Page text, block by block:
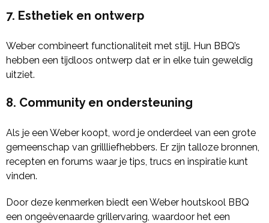
7. Esthetiek en ontwerp
Weber combineert functionaliteit met stijl. Hun BBQ’s
hebben een tijdloos ontwerp dat er in elke tuin geweldig
uitziet.
8. Community en ondersteuning
Als je een Weber koopt, word je onderdeel van een grote
gemeenschap van grillliefhebbers. Er zijn talloze bronnen,
recepten en forums waar je tips, trucs en inspiratie kunt
vinden.
Door deze kenmerken biedt een Weber houtskool BBQ
een ongeëvenaarde grillervaring, waardoor het een